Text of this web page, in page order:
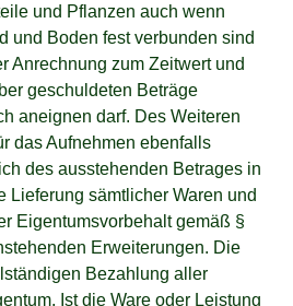
und Pflanzen auch wenn
und Boden fest verbunden sind
Anrechnung zum Zeitwert und
geschuldeten Beträge
aneignen darf. Des Weiteren
das Aufnehmen ebenfalls
des ausstehenden Betrages in
Lieferung sämtlicher Waren und
Eigentumsvorbehalt gemäß §
Erweiterungen. Die
Bezahlung aller
Ist die Ware oder Leistung